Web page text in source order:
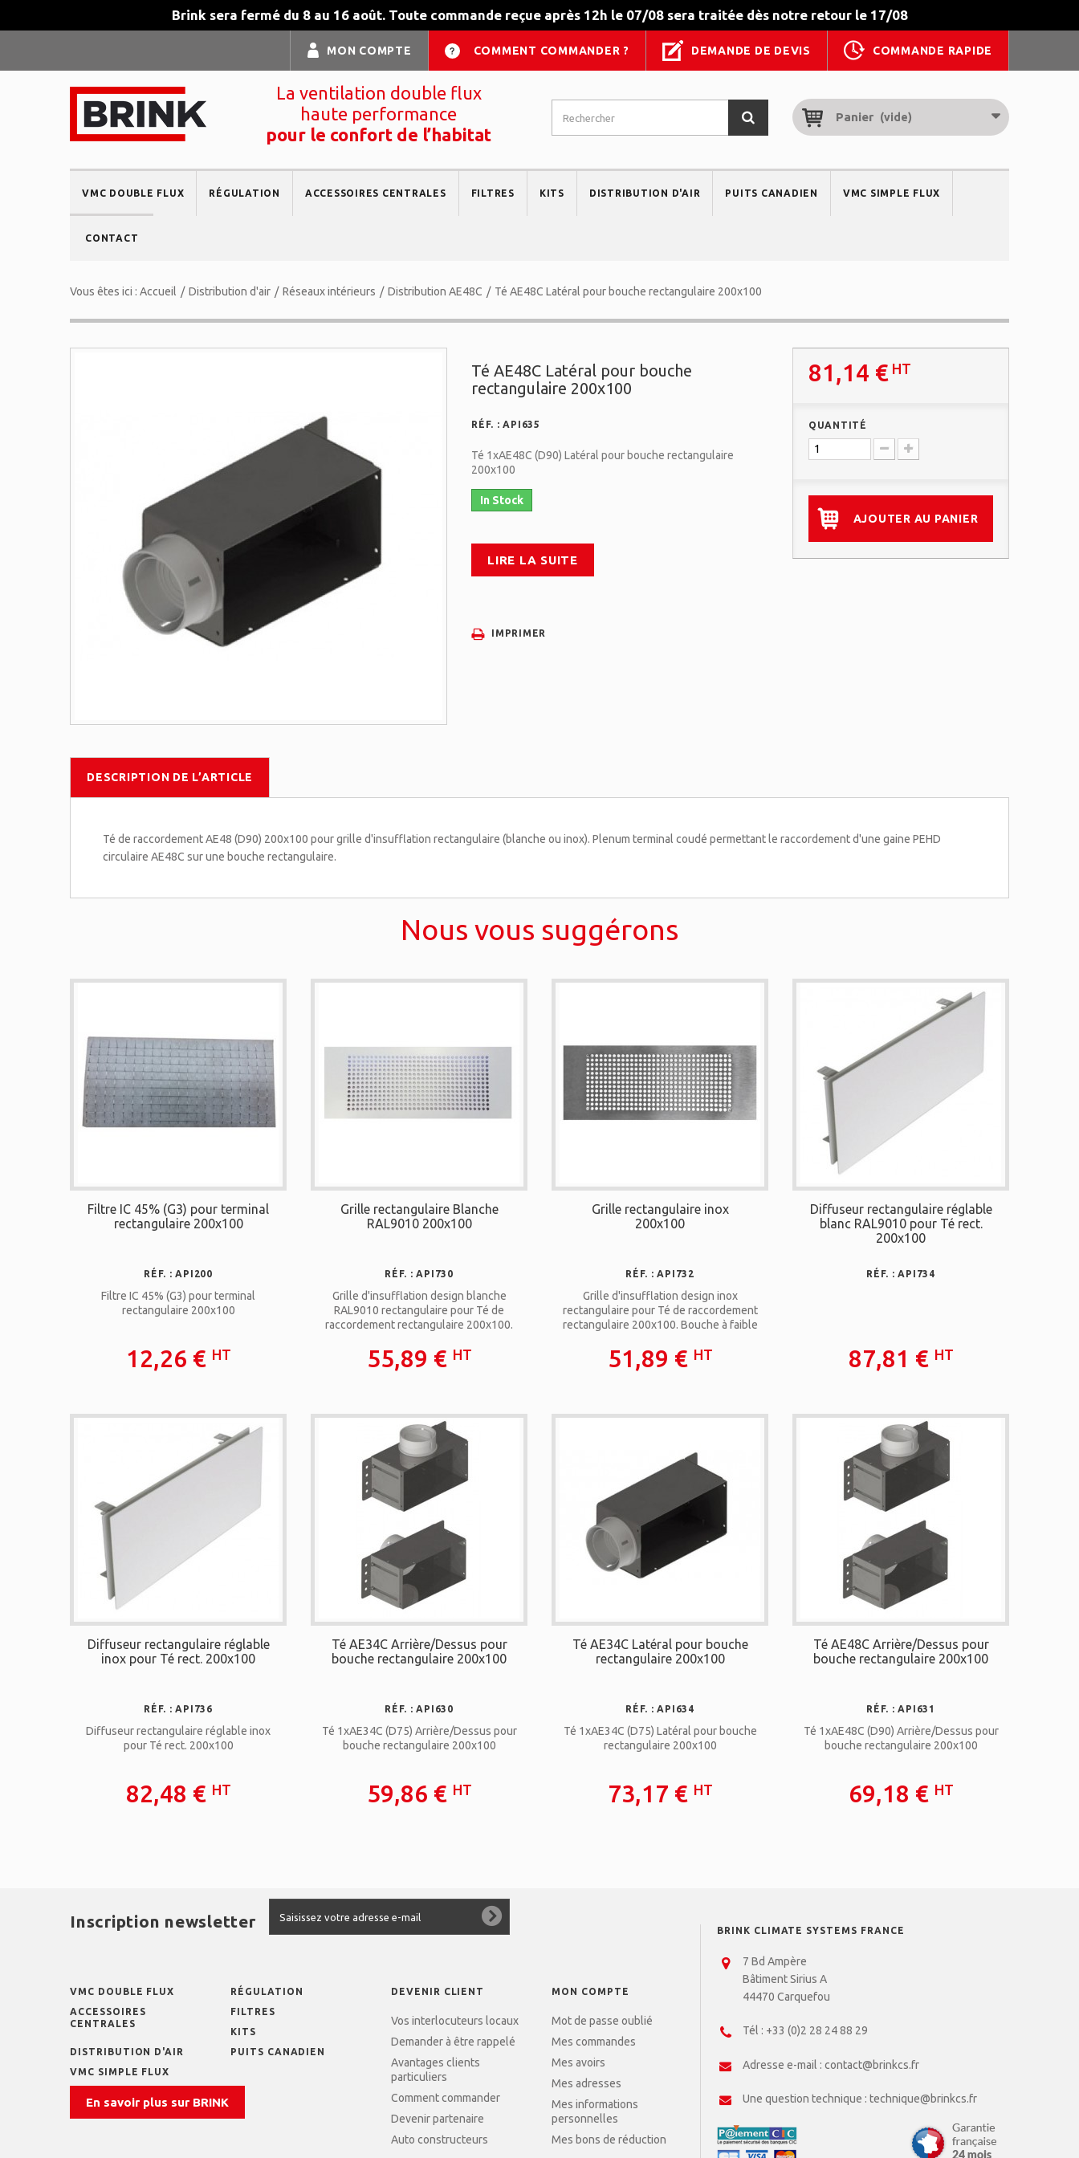
Brink sera fermé du 8 au 16 août. Toute commande reçue après 12h le 07/08 sera traitée dès notre retour le 17/08
COMMANDE RAPIDE
DEMANDE DE DEVIS
COMMENT COMMANDER ?
MON COMPTE
La ventilation double flux
haute performance
pour le confort de l’habitat
Panier (vide)
VMC DOUBLE FLUX RÉGULATION ACCESSOIRES CENTRALES FILTRES KITS DISTRIBUTION D'AIR PUITS CANADIEN VMC SIMPLE FLUX
CONTACT
Vous êtes ici : Accueil / Distribution d'air / Réseaux intérieurs / Distribution AE48C / Té AE48C Latéral pour bouche rectangulaire 200x100
Té AE48C Latéral pour bouche
rectangulaire 200x100
RÉF. : API635
Té 1xAE48C (D90) Latéral pour bouche rectangulaire
200x100
In Stock
LIRE LA SUITE
IMPRIMER
81,14 € HT
QUANTITÉ
AJOUTER AU PANIER
DESCRIPTION DE L’ARTICLE
Té de raccordement AE48 (D90) 200x100 pour grille d'insufflation rectangulaire (blanche ou inox). Plenum terminal coudé permettant le raccordement d'une gaine PEHD
circulaire AE48C sur une bouche rectangulaire.
Nous vous suggérons
Filtre IC 45% (G3) pour terminal
rectangulaire 200x100
RÉF. : API200
Filtre IC 45% (G3) pour terminal
rectangulaire 200x100
12,26 € HT
Grille rectangulaire Blanche
RAL9010 200x100
RÉF. : API730
Grille d'insufflation design blanche
RAL9010 rectangulaire pour Té de
raccordement rectangulaire 200x100.
Débit maximal : 53 m3/h à 3m/s
55,89 € HT
Grille rectangulaire inox
200x100
RÉF. : API732
Grille d'insufflation design inox
rectangulaire pour Té de raccordement
rectangulaire 200x100. Bouche à faible
m3/h à 3m/s
51,89 € HT
Diffuseur rectangulaire réglable
blanc RAL9010 pour Té rect.
200x100
RÉF. : API734
87,81 € HT
Diffuseur rectangulaire réglable
inox pour Té rect. 200x100
RÉF. : API736
Diffuseur rectangulaire réglable inox
pour Té rect. 200x100
82,48 € HT
Té AE34C Arrière/Dessus pour
bouche rectangulaire 200x100
RÉF. : API630
Té 1xAE34C (D75) Arrière/Dessus pour
bouche rectangulaire 200x100
59,86 € HT
Té AE34C Latéral pour bouche
rectangulaire 200x100
RÉF. : API634
Té 1xAE34C (D75) Latéral pour bouche
rectangulaire 200x100
73,17 € HT
Té AE48C Arrière/Dessus pour
bouche rectangulaire 200x100
RÉF. : API631
Té 1xAE48C (D90) Arrière/Dessus pour
bouche rectangulaire 200x100
69,18 € HT
BRINK CLIMATE SYSTEMS FRANCE
7 Bd Ampère
Bâtiment Sirius A
44470 Carquefou
Tél : +33 (0)2 28 24 88 29
Adresse e-mail :contact@brinkcs.fr
Une question technique :technique@brinkcs.fr
Inscription newsletter
VMC DOUBLE FLUX
RÉGULATION
ACCESSOIRES
CENTRALES
FILTRES
KITS
DISTRIBUTION D'AIR
PUITS CANADIEN
VMC SIMPLE FLUX
En savoir plus sur BRINK
DEVENIR CLIENT
Vos interlocuteurs locaux
Demander à être rappelé
Avantages clients
particuliers
Comment commander
Devenir partenaire
Auto constructeurs
MON COMPTE
Mot de passe oublié
Mes commandes
Mes avoirs
Mes adresses
Mes informations
personnelles
Mes bons de réduction